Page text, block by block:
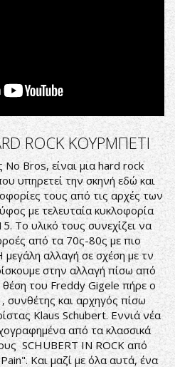
ROCK ΚΟΥΡΜΠΕΤΙ
Bros, είναι μια hard rock
υπηρετεί την σκηνή εδώ και
τους από τις αρχές των
με τελευταία κυκλοφορία
Το υλικό τους συνεχίζει να
από τα 70ς-80ς με πιο
αλλαγή σε σχέση με τν
στην αλλαγή πίσω από
θέση του Freddy Gigele πήρε ο
και αρχηγός πίσω
Klaus Schubert. Εννιά νέα
από τα κλασσικά
SCHUBERT IN ROCK από
Και μαζί με όλα αυτά, ένα